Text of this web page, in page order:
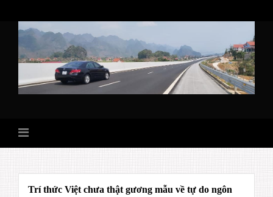
content
Trí thức Việt chưa thật gương mẫu về tự do ngôn